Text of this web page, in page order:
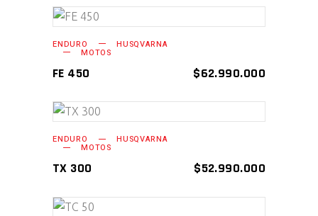
AÑADIR AL CARRITO
ENDURO HUSQVARNA
MOTOS
FE 450 $62.990.000
AÑADIR AL CARRITO
ENDURO HUSQVARNA
MOTOS
TX 300 $52.990.000